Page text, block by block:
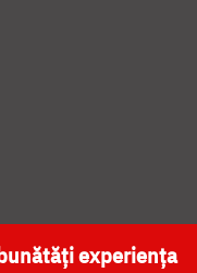
NAȚIONALĂ
experiența